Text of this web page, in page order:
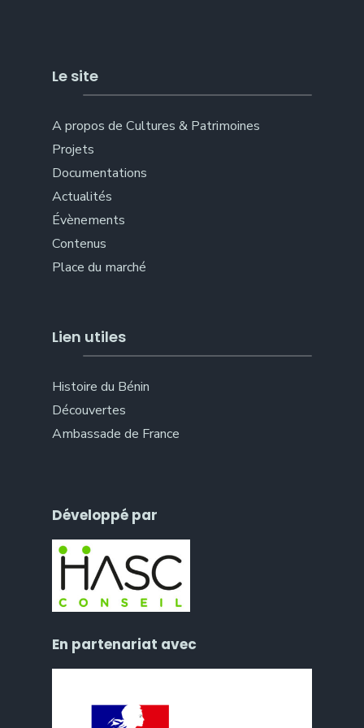
Le site
A propos de Cultures & Patrimoines
Projets
Documentations
Actualités
Évènements
Contenus
Place du marché
Lien utiles
Histoire du Bénin
Découvertes
Ambassade de France
Développé par
En partenariat avec